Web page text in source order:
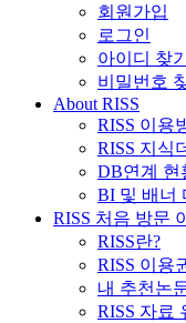
회원가입
로그인
아이디 찾기
비밀번호
About RISS
RISS 이용
RISS 지식
DB연계 현
BI 및 배너
RISS 처음 방문
RISS란?
RISS 이용
내 추천논
RISS 자료